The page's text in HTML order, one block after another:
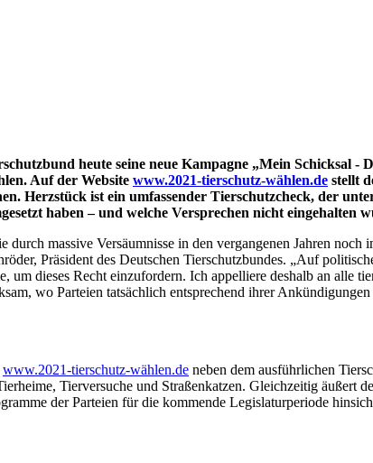
heute seine neue Kampagne „Mein Schicksal -
Auf der Website www.2021-tierschutz-wählen.de stellt
Herzstück ist ein umfassender Tierschutzcheck, der
haben – und welche Versprechen nicht eingehalten
massive Versäumnisse in den vergangenen Jahren
Präsident des Deutschen Tierschutzbundes. „Auf
um dieses Recht einzufordern. Ich appelliere deshalb an alle
wo Parteien tatsächlich entsprechend ihrer
www.2021-tierschutz-wählen.de neben dem ausführlichen
Tierversuche und Straßenkatzen. Gleichzeitig äußert
der Parteien für die kommende Legislaturperiode